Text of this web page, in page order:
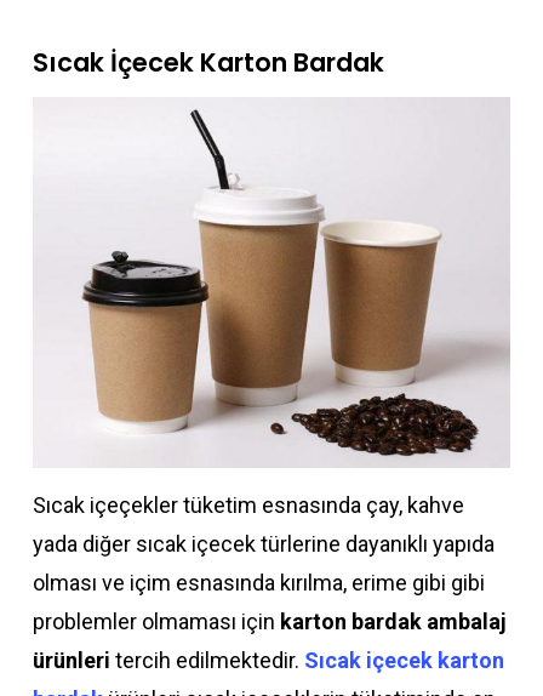
Sıcak İçecek Karton Bardak
Sıcak içeçekler tüketim esnasında çay, kahve
yada diğer sıcak içecek türlerine dayanıklı yapıda
olması ve içim esnasında kırılma, erime gibi gibi
problemler olmaması için karton bardak ambalaj
ürünleri tercih edilmektedir. Sıcak içecek karton